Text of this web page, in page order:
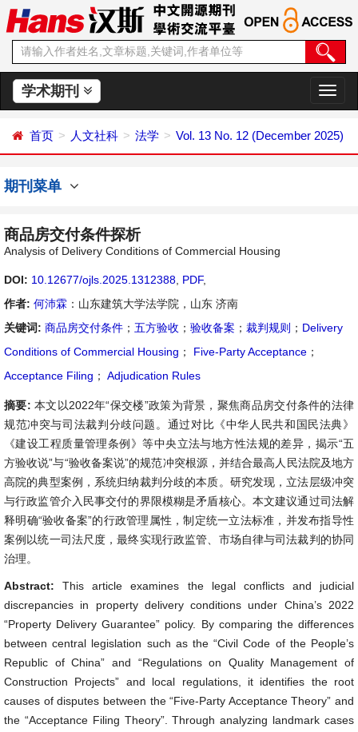
学术期刊
切
换
航
首页 人文社科 法学 Vol. 13 No. 12 (December 2025)
期刊菜单
商品房交付条件探析
Analysis of Delivery Conditions of Commercial Housing
DOI: 10.12677/ojls.2025.1312388 PDF,
作者: 何沛霖 ：山东建筑大学法学院，山东 济南
关键词: 商品房交付条件 ； 五方验收 ； 验收备案 ； 裁判规则 ； Delivery
Conditions of Commercial Housing ； Five-Party Acceptance ；
Acceptance Filing ； Adjudication Rules
摘要: 本文以2022年“保交楼”政策为背景，聚焦商品房交付条件的法律
规范冲突与司法裁判分歧问题。通过对比《中华人民共和国民法典》
《建设工程质量管理条例》等中央立法与地方性法规的差异，揭示“五
方验收说”与“验收备案说”的规范冲突根源，并结合最高人民法院及地方
高院的典型案例，系统归纳裁判分歧的本质。研究发现，立法层级冲突
与行政监管介入民事交付的界限模糊是矛盾核心。本文建议通过司法解
释明确“验收备案”的行政管理属性，制定统一立法标准，并发布指导性
案例以统一司法尺度，最终实现行政监管、市场自律与司法裁判的协同
治理。
Abstract:This article examines the legal conflicts and judicial
discrepancies in property delivery conditions under China’s 2022
“Property Delivery Guarantee” policy. By comparing the differences
between central legislation such as the “Civil Code of the People’s
Republic of China” and “Regulations on Quality Management of
Construction Projects” and local regulations, it identifies the root
causes of disputes between the “Five-Party Acceptance Theory” and
the “Acceptance Filing Theory”. Through analyzing landmark cases